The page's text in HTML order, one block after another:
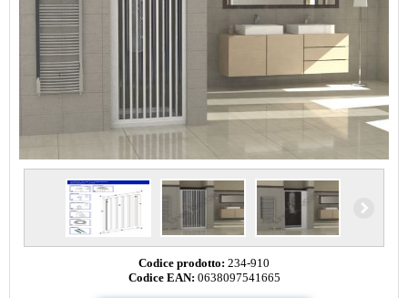
Codice prodotto: 234-910
Codice EAN: 0638097541665